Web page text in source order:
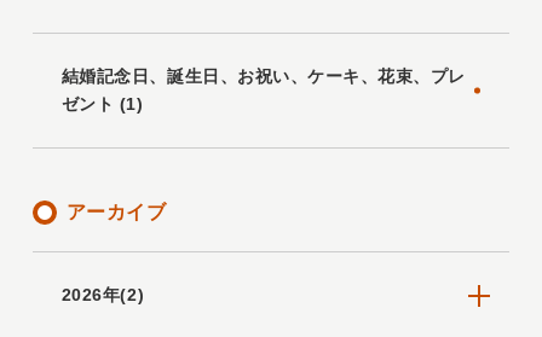
結婚記念日、誕生日、お祝い、ケーキ、花束、プレ
ゼント (1)
アーカイブ
2026年(2)